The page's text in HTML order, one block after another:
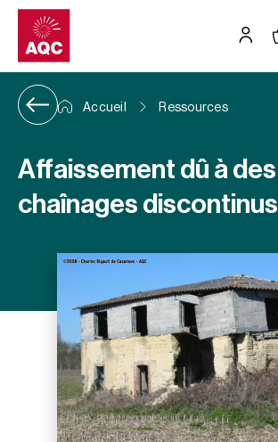
Panneau de gestion des cookies
Accueil Ressources
Affaissement dû à des
chaînages discontinus